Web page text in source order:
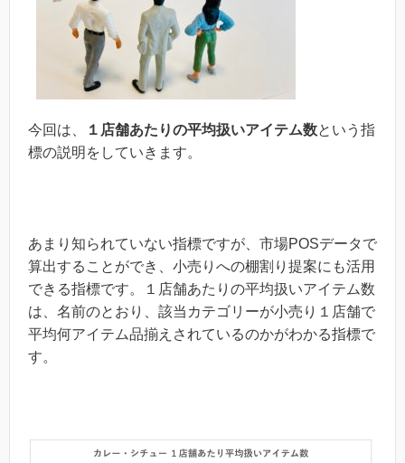
今回は、 １店舗あたりの平均扱いアイテム数という指
標の説明をしていきます。
あまり知られていない指標ですが、市場POSデータで
算出することができ、小売りへの棚割り提案にも活用
できる指標です。１店舗あたりの平均扱いアイテム数
は、名前のとおり、該当カテゴリーが小売り１店舗で
平均何アイテム品揃えされているのかがわかる指標で
す。